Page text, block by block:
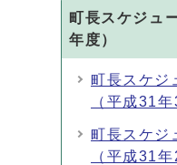
町長スケジュ
年度）
町長スケジ
（平成31年
町長スケジ
（平成31年